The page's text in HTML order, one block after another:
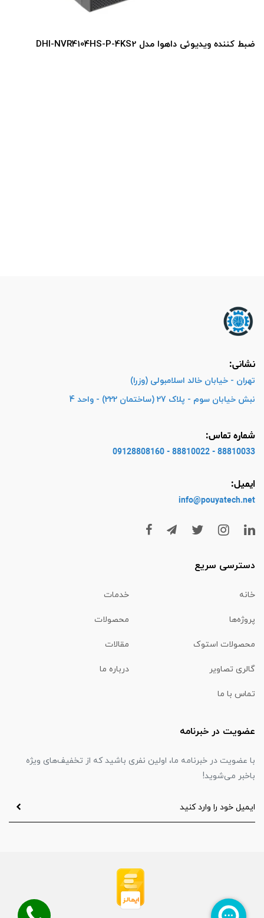
ضبط کننده ویدیوئی داهوا مدل DHI-NVR4104HS-P-4KS2
نشانی:
تهران - خیابان خالد اسلامبولی (وزرا)
نبش خیابان سوم - پلاک 27 (ساختمان 222) - واحد 4
شماره تماس:
88810033 - 88810022 - 09128808160
ایمیل:
info@pouyatech.net
دسترسی سریع
خانه خدمات
پروژه‌ها محصولات
محصولات استوک مقالات
گالری تصاویر درباره ما
تماس با ما
عضویت در خبرنامه
با عضویت در خبرنامه ما، اولین نفری باشید که از تخفیف‌های ویژه
باخبر می‌شوید!